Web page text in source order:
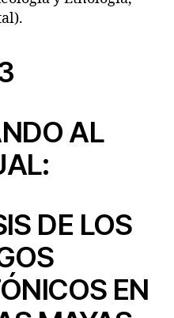
AL
DE LOS
EN